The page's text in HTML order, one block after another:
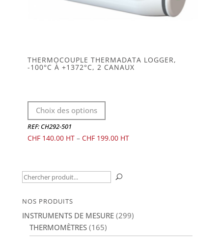
THERMOCOUPLE THERMADATA LOGGER,
-100°C À +1372°C, 2 CANAUX
Choix des options
Ce
plusieurs
options
peuvent
la
REF: CH292-501
CHF140.00 – CHF199.00
Recherche
U
NOS PRODUITS
INSTRUMENTS DE MESURE (299)
THERMOMÈTRES (165)